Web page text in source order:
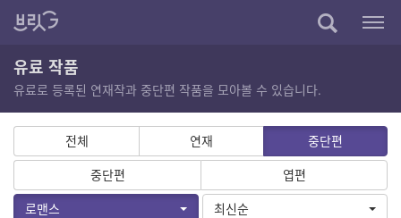
유료 작품
유료로 등록된 연재작과 중단편 작품을 모아볼 수 있습니다.
전체 연재
중단편
중단편
엽편
로맨스
최신순